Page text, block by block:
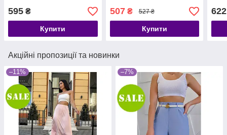
595 ₴
Купити
507₴ 527 ₴
Купити
622
Акційні пропозиції та новинки
–11% –7%